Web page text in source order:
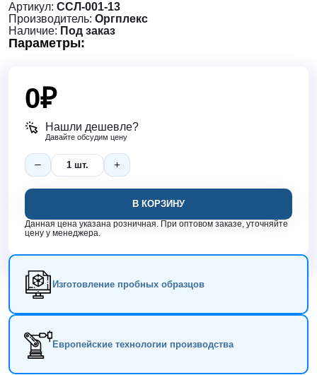
Артикул: ССЛ-001-13
Производитель: Оргплекс
Наличие: Под заказ
Параметры:
0₽
Нашли дешевле?
Давайте обсудим цену
В КОРЗИНУ
Данная цена указана розничная. При оптовом заказе, уточняйте
цену у менеджера.
Изготовление пробных образцов
Европейские технологии производства